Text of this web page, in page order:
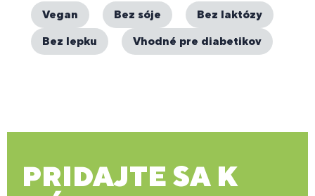
Vegan Bez sóje
Bez laktózy
Bez lepku
Vhodné pre diabetikov
PRIDAJTE SA K